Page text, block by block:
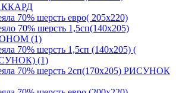
70% шерсть евро( 205х220)
70% шерсть 1,5сп(140х205)
(1)
70% шерсть 1,5сп (140х205) (
(1)
70% шерсть 2сп(170х205) РИСУНОК